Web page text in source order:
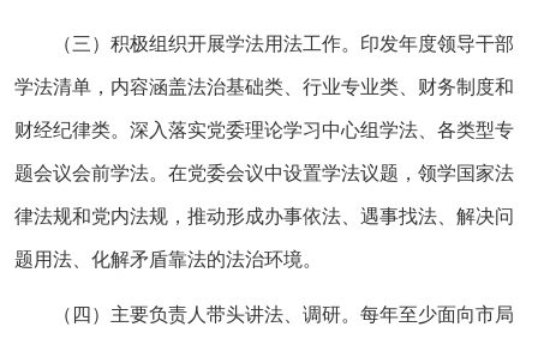
（三）积极组织开展学法用法工作。印发年度领导干部
学法清单，内容涵盖法治基础类、行业专业类、财务制度和
财经纪律类。深入落实党委理论学习中心组学法、各类型专
题会议会前学法。在党委会议中设置学法议题，领学国家法
律法规和党内法规，推动形成办事依法、遇事找法、解决问
题用法、化解矛盾靠法的法治环境。
（四）主要负责人带头讲法、调研。每年至少面向市局